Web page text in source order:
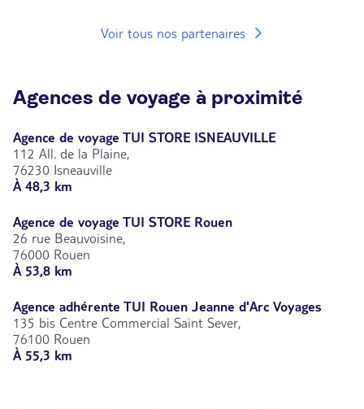
Voir tous nos partenaires
Agences de voyage à proximité
Agence de voyage TUI STORE ISNEAUVILLE
112 All. de la Plaine,
76230 Isneauville
À 48,3 km
Agence de voyage TUI STORE Rouen
26 rue Beauvoisine,
76000 Rouen
À 53,8 km
Agence adhérente TUI Rouen Jeanne d'Arc Voyages
135 bis Centre Commercial Saint Sever,
76100 Rouen
À 55,3 km